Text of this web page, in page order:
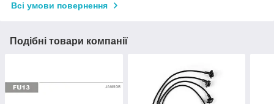
Всі умови повернення
Подібні товари компанії